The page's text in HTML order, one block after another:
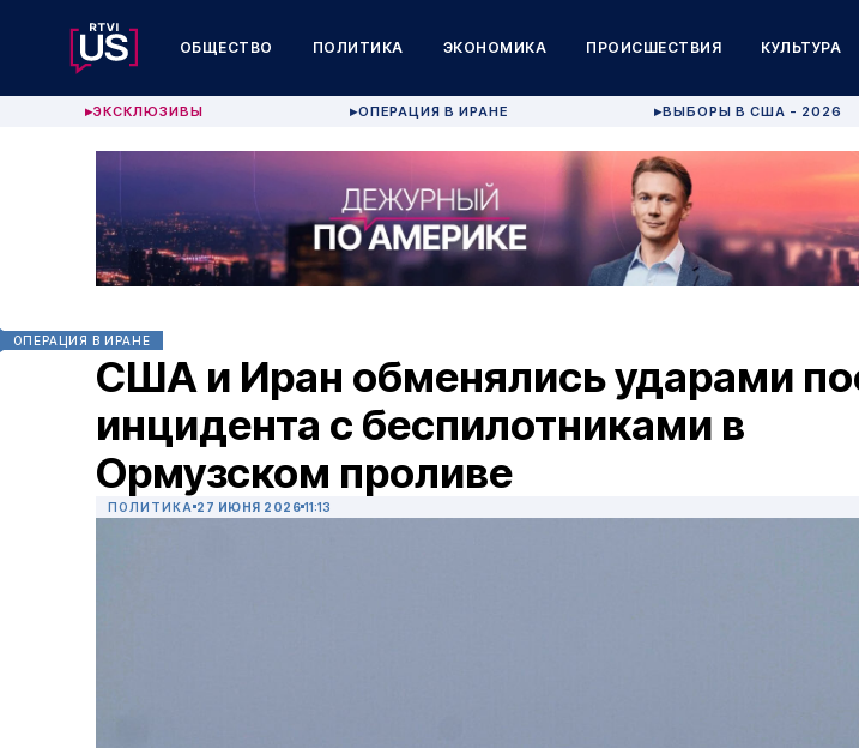
ОБЩЕСТВО ПОЛИТИКА ЭКОНОМИКА ПРОИСШЕСТВИЯ КУЛЬТУРА
▶ЭКСКЛЮЗИВЫ ▶ОПЕРАЦИЯ В ИРАНЕ ▶ВЫБОРЫ В США - 2026
ОПЕРАЦИЯ В ИРАНЕ
США и Иран обменялись ударами
инцидента с беспилотниками в
Ормузском проливе
ПОЛИТИКА 27 ИЮНЯ 2026 11:13